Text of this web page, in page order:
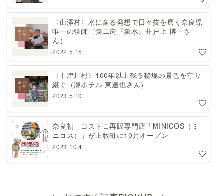
〈山添村〉水に象る発想で日々技を磨く奈良県
唯一の弽師（弽工房『象水』井戸上 博一さ
ん）
2022.5.15
〈十津川村〉100年以上残る秘境の景色を守り
継ぐ（瀞ホテル 東達也さん）
2023.5.10
奈良初！コストコ再販専門店「MINICOS（ミ
ニコス）」が上牧町に10月オープン
2023.10.4